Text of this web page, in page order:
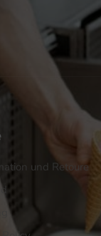
und Retoure